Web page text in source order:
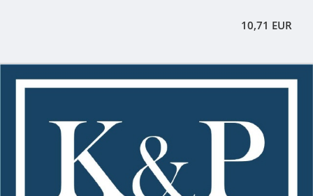
10,71 EUR